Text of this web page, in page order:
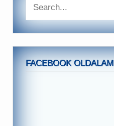
FACEBOOK OLDALAM